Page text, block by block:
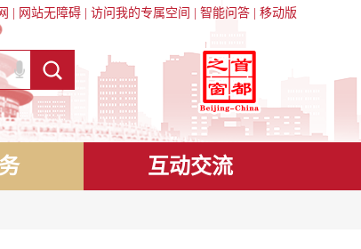
网站无障碍 访问我的专属空间 智能问答 移动版
互动交流